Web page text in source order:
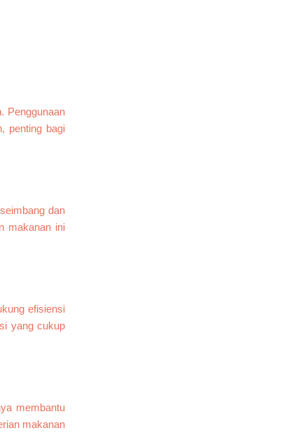
Penggunaan
penting bagi
dan
makanan ini
efisiensi
yang cukup
membantu
makanan